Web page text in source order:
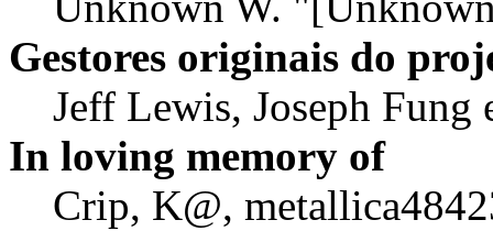
Gestores originais do
Jeff Lewis, Joseph Fung
In loving memory of
Crip, K@,